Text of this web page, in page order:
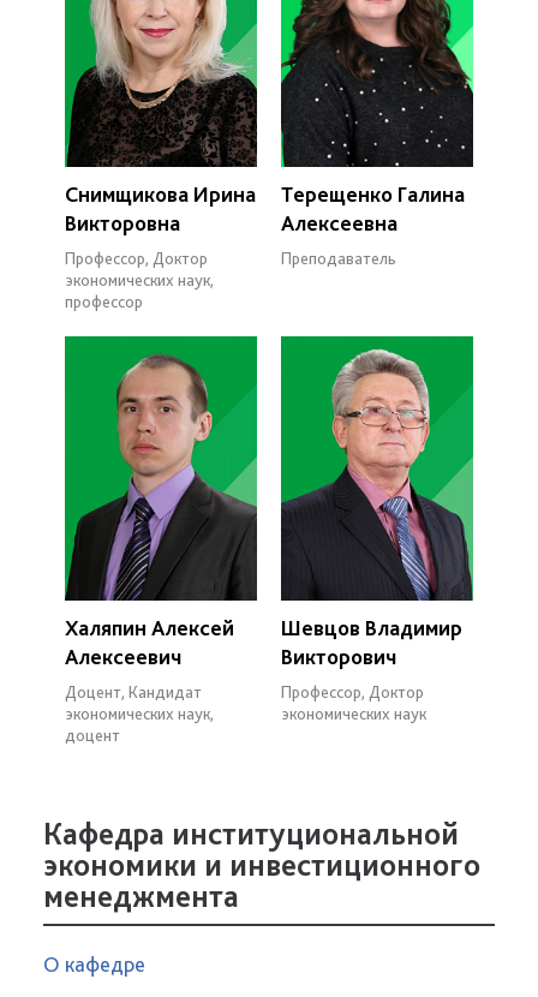
Снимщикова Ирина
Викторовна
Профессор, Доктор
экономических наук,
профессор
Терещенко Галина
Алексеевна
Преподаватель
Халяпин Алексей
Алексеевич
Доцент, Кандидат
экономических наук,
доцент
Шевцов Владимир
Викторович
Профессор, Доктор
экономических наук
Кафедра институциональной
экономики и инвестиционного
менеджмента
О кафедре